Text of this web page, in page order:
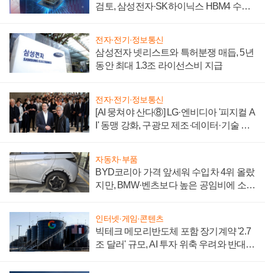
검토, 삼성전자·SK하이닉스 HBM4 수율
전자·전기·정보통신
삼성전자 넷리스트와 특허분쟁 매듭, 5년
동안 최대 1.3조 라이선스비 지급
전자·전기·정보통신
[AI 뭉쳐야 산다⑧] LG·엔비디아 '피지컬 A
I' 동맹 강화, 구광모 제조·데이터·기술 결
자동차·부품
BYD코리아 가격 앞세워 수입차 4위 올랐
지만, BMW·벤츠보다 높은 공임비에 소비
인터넷·게임·콘텐츠
빅테크 메모리반도체 포함 장기계약 '2.7
조 달러' 규모, AI 투자 위축 우려와 반대